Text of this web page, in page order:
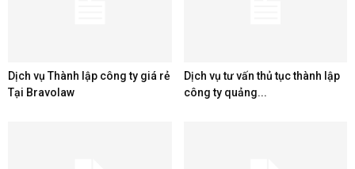
Dịch vụ Thành lập công ty giá rẻ
Tại Bravolaw
Dịch vụ tư vấn thủ tục thành lập
công ty quảng...